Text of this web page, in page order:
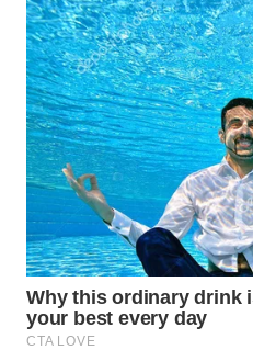
SURABAYA
WN
NATUNA
WN
BINTAN
WN
MANDALIKA
WN
LIKUPANG